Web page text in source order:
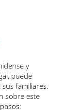
y
puede
familiares.
sobre este